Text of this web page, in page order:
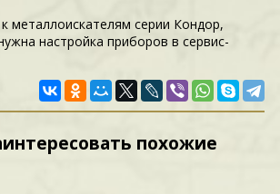
металлоискателям серии Кондор,
настройка приборов в сервис-
похожие